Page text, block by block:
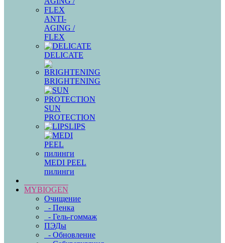
ANTI-
AGING /
FLEX
DELICATE
BRIGHTENING
SUN
PROTECTION
LIPS
MEDI PEEL
пилинги
MYBIOGEN
Очищение
- Пенка
- Гель-гоммаж
ПЭДы
- Обновление